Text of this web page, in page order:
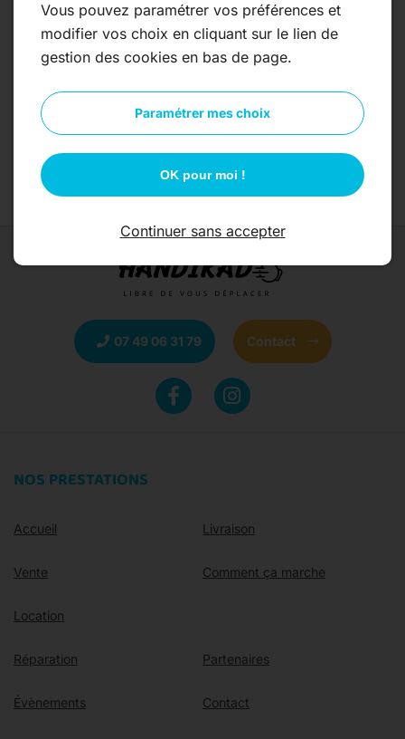
charge de la gestion du serveur web. Pour
plus d'informations sur le traitement de vos
données et l'exercice de vos droits, reportez-
vous à notrepolitique de confidentialité.
07 49 06 31 79 Contact
NOS PRESTATIONS
Accueil Livraison
Vente
Location
Comment ça marche
Réparation Partenaires
Évènements Contact
Vous pouvez paramétrer vos préférences et
modifier vos choix en cliquant sur le lien de
gestion des cookies en bas de page.
Paramétrer mes choix
OK pour moi !
Continuer sans accepter